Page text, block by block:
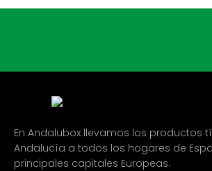
En Andalubox llevamos los productos
Andalucía a todos los hogares de
principales capitales Europeas.